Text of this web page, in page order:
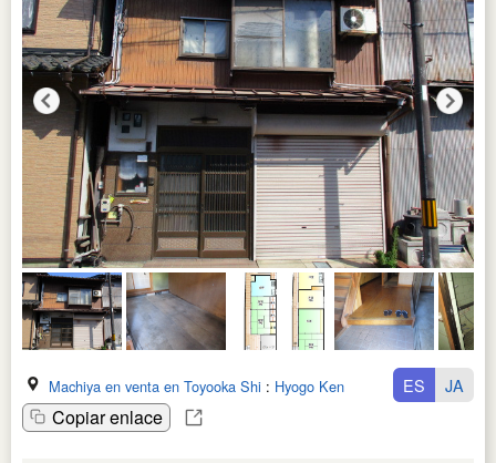
Machiya en venta en Toyooka Shi : Hyogo Ken
Copiar enlace
ES JA